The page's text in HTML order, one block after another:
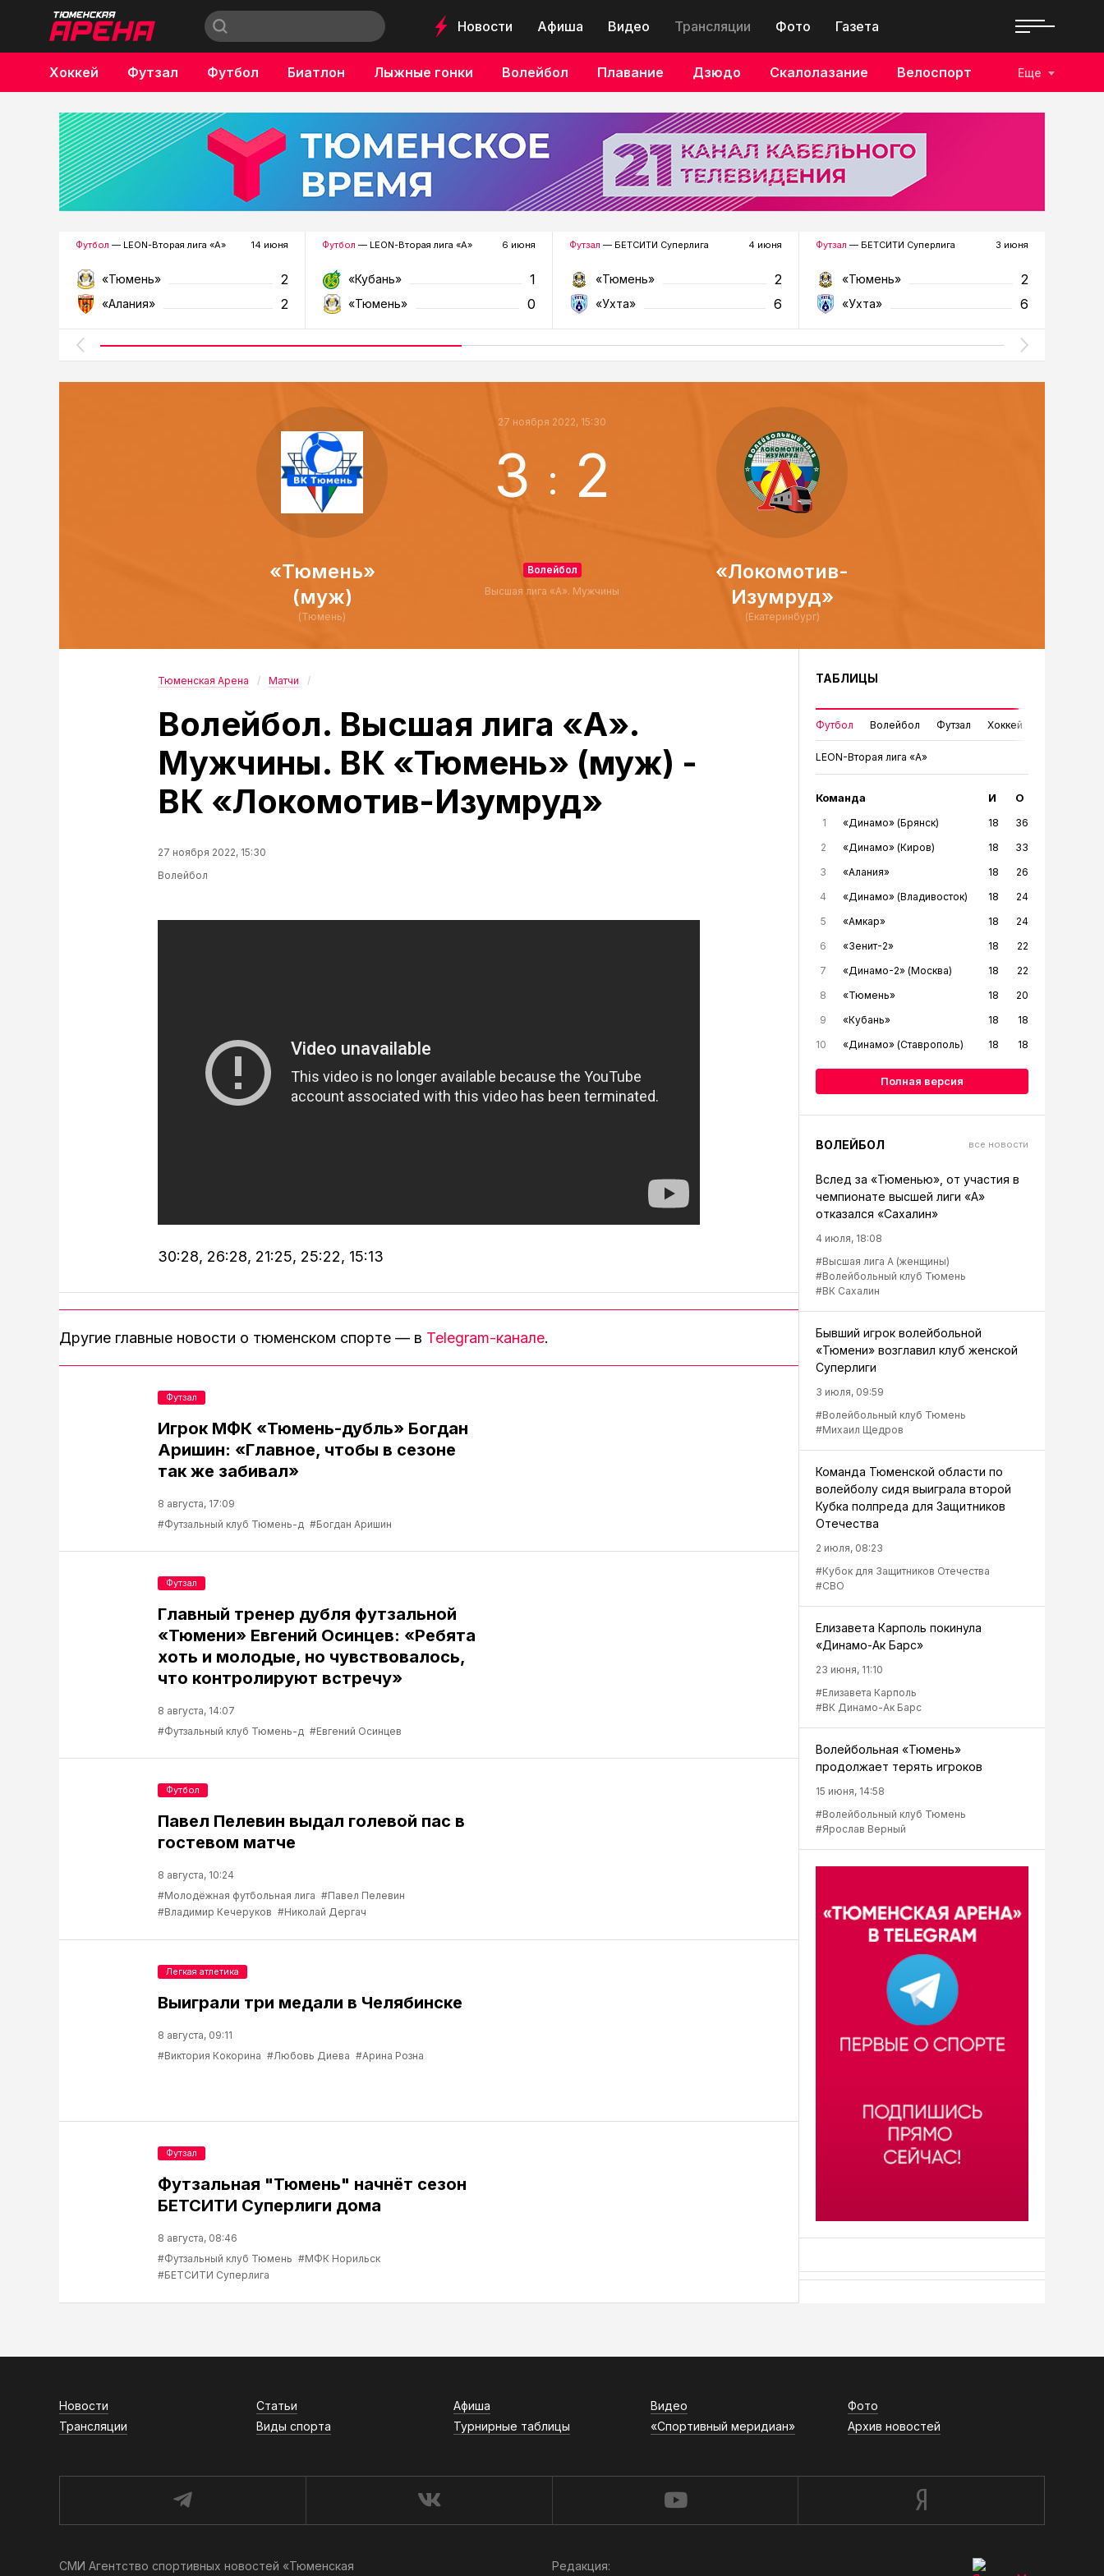
Новости Афиша Видео Трансляции Фото Газета
Хоккей Футзал Футбол Биатлон Лыжные гонки Волейбол Плавание Дзюдо Скалолазание Велоспорт
Бокс
Еще
Футбол — LEON-Вторая лига «А» 14 июня
«Тюмень» 2
«Алания» 2
Футбол — LEON-Вторая лига «А» 6 июня
«Кубань» 1
«Тюмень» 0
Футзал — БЕТСИТИ Суперлига 4 июня
«Тюмень» 2
«Ухта» 6
Футзал — БЕТСИТИ Суперлига 3 июня
«Тюмень» 2
«Ухта» 6
«Тюмень»
(муж)
(Тюмень)
27 ноября 2022, 15:30
3 : 2
Волейбол
Высшая лига «А». Мужчины
«Локомотив-
Изумруд»
(Екатеринбург)
Тюменская Арена Матчи
Волейбол. Высшая лига «А».
Мужчины. ВК «Тюмень» (муж) -
ВК «Локомотив-Изумруд»
27 ноября 2022, 15:30
Волейбол
30:28, 26:28, 21:25, 25:22, 15:13
Другие главные новости о тюменском спорте — в Telegram-канале.
Игрок МФК «Тюмень-дубль» Богдан
Аришин: «Главное, чтобы в сезоне
так же забивал»
8 августа, 17:09
#Футзальный клуб Тюмень-д #Богдан Аришин
Футзал
Главный тренер дубля футзальной
«Тюмени» Евгений Осинцев: «Ребята
хоть и молодые, но чувствовалось,
что контролируют встречу»
8 августа, 14:07
#Футзальный клуб Тюмень-д #Евгений Осинцев
Футзал
Павел Пелевин выдал голевой пас в
гостевом матче
8 августа, 10:24
#Молодёжная футбольная лига #Павел Пелевин
#Владимир Кечеруков #Николай Дергач
Футбол
Выиграли три медали в Челябинске
8 августа, 09:11
#Виктория Кокорина #Любовь Диева #Арина Розна
Легкая атлетика
Футзальная "Тюмень" начнёт сезон
БЕТСИТИ Суперлиги дома
8 августа, 08:46
#Футзальный клуб Тюмень #МФК Норильск
#БЕТСИТИ Суперлига
Футзал
ТАБЛИЦЫ
Футбол Волейбол Футзал Хоккей
LEON-Вторая лига «А»
Команда И О
1 «Динамо» (Брянск) 18
36
2
«Динамо» (Киров) 18
33
3
«Алания» 18
26
4
«Динамо» (Владивосток) 18
24
5
«Амкар» 18
24
6
«Зенит-2» 18
22
7
«Динамо-2» (Москва) 18
22
8
«Тюмень» 18
20
9
«Кубань» 18
18
10
«Динамо» (Ставрополь) 18 18
Полная версия
ВОЛЕЙБОЛ все новости
Вслед за «Тюменью», от участия в
чемпионате высшей лиги «А»
отказался «Сахалин»
4 июля, 18:08
#Высшая лига А (женщины)
#Волейбольный клуб Тюмень
#ВК Сахалин
Бывший игрок волейбольной
«Тюмени» возглавил клуб женской
Суперлиги
3 июля, 09:59
#Волейбольный клуб Тюмень
#Михаил Щедров
Команда Тюменской области по
волейболу сидя выиграла второй
Кубка полпреда для Защитников
Отечества
2 июля, 08:23
#Кубок для Защитников Отечества
#СВО
Елизавета Карполь покинула
«Динамо-Ак Барс»
23 июня, 11:10
#Елизавета Карполь
#ВК Динамо-Ак Барс
Волейбольная «Тюмень»
продолжает терять игроков
15 июня, 14:58
#Волейбольный клуб Тюмень
#Ярослав Верный
Новости Статьи Афиша Видео
Фото
Трансляции
Виды спорта Турнирные таблицы «Спортивный меридиан» Архив новостей
СМИ Агентство спортивных новостей «Тюменская
Редакция: